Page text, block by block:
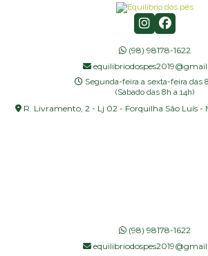
(98) 98178-1622
Segunda-feira a sexta-feira das
(Sábado das 8h a 14h)
R. Livramento, 2 - Lj 02 - Forquilha São Luís -
(98) 98178-1622